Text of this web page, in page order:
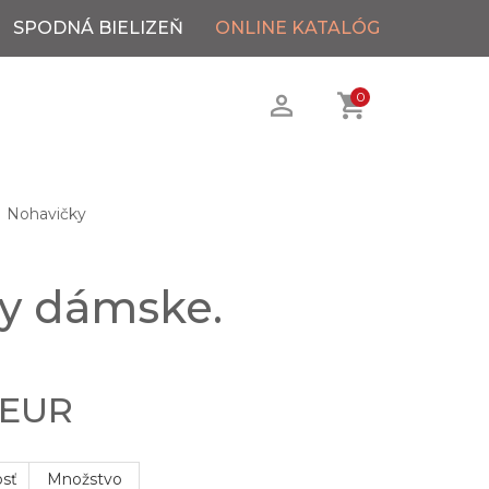
SPODNÁ BIELIZEŇ ONLINE KATALÓG
0
Nohavičky
dámske.
Množstvo